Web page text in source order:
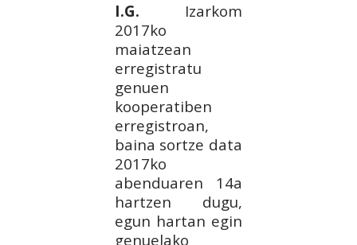
I.G. Izarkom
2017ko
maiatzean
erregistratu
genuen
kooperatiben
erregistroan,
baina sortze data
2017ko
abenduaren 14a
hartzen dugu,
egun hartan egin
genuelako